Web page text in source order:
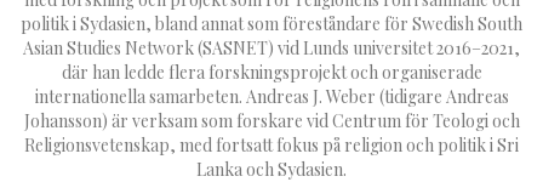
politik i Sydasien, bland annat som föreståndare för Swedish South
Asian Studies Network (SASNET) vid Lunds universitet 2016–2021,
där han ledde flera forskningsprojekt och organiserade
internationella samarbeten. Andreas J. Weber (tidigare Andreas
Johansson) är verksam som forskare vid Centrum för Teologi och
Religionsvetenskap, med fortsatt fokus på religion och politik i Sri
Lanka och Sydasien.